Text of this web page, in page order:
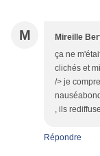
M Mireille
ça ne
clichés et
/> je
, ils
Répondre